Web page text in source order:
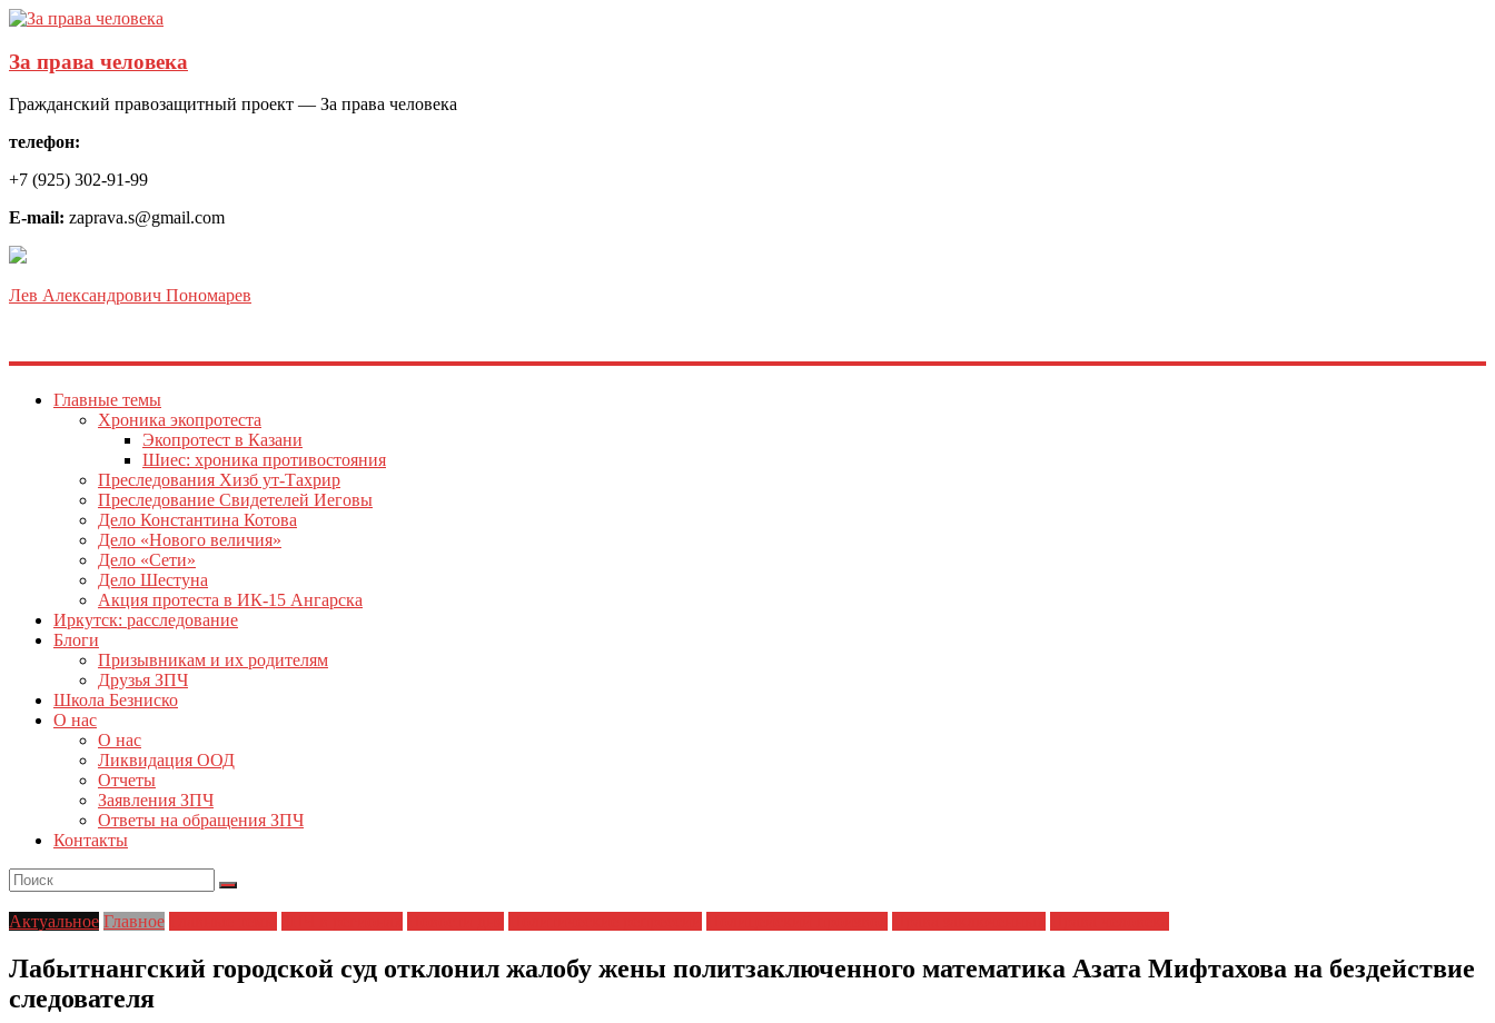
За права человека
Гражданский правозащитный проект — За права человека
телефон:
+7 (925) 302-91-99
E-mail: zaprava.s@gmail.com
Лев Александрович Пономарев
Главные темы
Хроника экопротеста
Экопротест в Казани
Шиес: хроника противостояния
Преследования Хизб ут-Тахрир
Преследование Свидетелей Иеговы
Дело Константина Котова
Дело «Нового величия»
Дело «Сети»
Дело Шестуна
Акция протеста в ИК-15 Ангарска
Иркутск: расследование
Блоги
Призывникам и их родителям
Друзья ЗПЧ
Школа Безниско
О нас
О нас
Ликвидация ООД
Отчеты
Заявления ЗПЧ
Ответы на обращения ЗПЧ
Контакты
Актуальное Главное
Лабытнангский городской суд отклонил жалобу жены политзаключенного математика Азата Мифтахова на бездействие
следователя